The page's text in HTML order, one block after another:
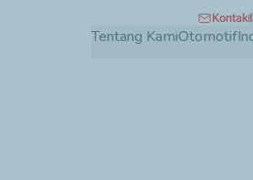
Tentang KamiOtomotif
Kontak